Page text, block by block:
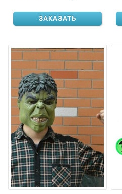
ЗАКАЗАТЬ